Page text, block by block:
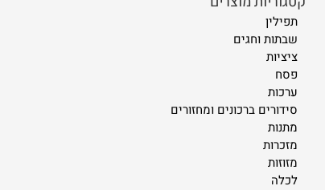
תפילין
שבתות וחגים
ציציות
פסח
ערכות
סידורים ברכונים ומחזורים
מתנות
מזכרות
מזוזות
לכלה